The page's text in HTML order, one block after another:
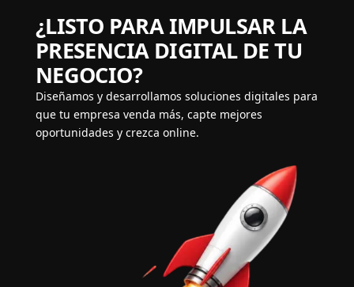
¿LISTO PARA IMPULSAR LA
PRESENCIA DIGITAL DE TU
NEGOCIO?
Diseñamos y desarrollamos soluciones digitales para
que tu empresa venda más, capte mejores
oportunidades y crezca online.